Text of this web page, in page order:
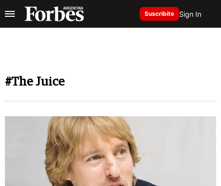
Suscribite Sign In
#The Juice